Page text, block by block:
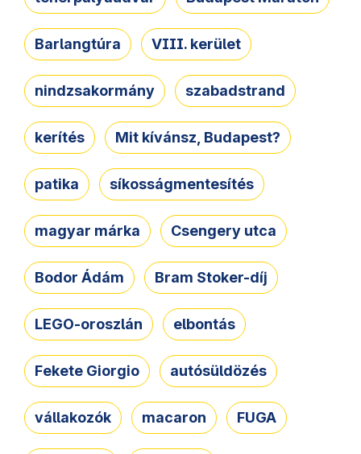
Barlangtúra VIII. kerület
nindzsakormány szabadstrand
kerítés Mit kívánsz, Budapest?
patika síkosságmentesítés
magyar márka Csengery utca
Bodor Ádám Bram Stoker-díj
LEGO-oroszlán elbontás
Fekete Giorgio autósüldözés
vállakozók macaron FUGA